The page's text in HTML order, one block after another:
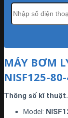
MÁY BƠM
NISF125-
Thông số kĩ thuật.
Model: